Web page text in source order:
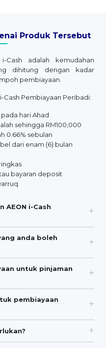
Produk Tersebut
Cash adalah kemudahan
dihitung dengan kadar
pembiayaan.
Cash Pembiayaan Peribadi:
hari Ahad
sehingga RM100,000
0.66% sebulan
dari enam (6) bulan
bayaran deposit
AEON i-Cash
anda boleh
untuk pinjaman
pembiayaan